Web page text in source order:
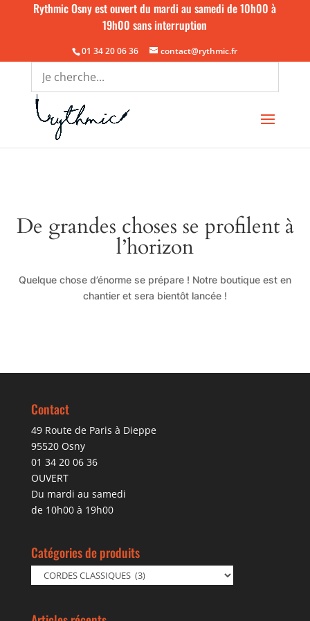
Rythmic Osny est ouvert du mardi au samedi de 10h00 à
19h00 sans interruption
01 34 20 06 36 contact@rythmic.fr
De grandes choses se profilent à
l’horizon
Quelque chose d’énorme se prépare ! Notre boutique est en
chantier et sera bientôt lancée !
Contact
49 Route de Paris à Dieppe
95520 Osny
01 34 20 06 36
OUVERT
Du mardi au samedi
de 10h00 à 19h00
Catégories de produits